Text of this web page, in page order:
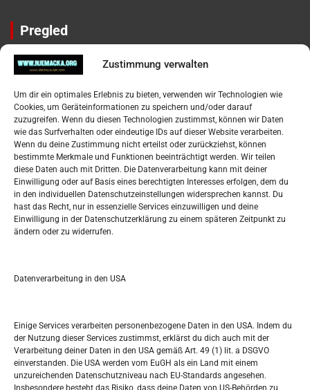
Zustimmung verwalten
Um dir ein optimales Erlebnis zu bieten, verwenden wir Technologien wie
Cookies, um Geräteinformationen zu speichern und/oder darauf
zuzugreifen. Wenn du diesen Technologien zustimmst, können wir Daten
wie das Surfverhalten oder eindeutige IDs auf dieser Website verarbeiten.
Wenn du deine Zustimmung nicht erteilst oder zurückziehst, können
bestimmte Merkmale und Funktionen beeinträchtigt werden. Wir teilen
diese Daten auch mit Dritten. Die Datenverarbeitung kann mit deiner
Einwilligung oder auf Basis eines berechtigten Interesses erfolgen, dem du
in den individuellen Datenschutzeinstellungen widersprechen kannst. Du
hast das Recht, nur in essenzielle Services einzuwilligen und deine
Einwilligung in der Datenschutzerklärung zu einem späteren Zeitpunkt zu
ändern oder zu widerrufen.
Datenverarbeitung in den USA
Einige Services verarbeiten personenbezogene Daten in den USA. Indem du
der Nutzung dieser Services zustimmst, erklärst du dich auch mit der
Verarbeitung deiner Daten in den USA gemäß Art. 49 (1) lit. a DSGVO
einverstanden. Die USA werden vom EuGH als ein Land mit einem
unzureichenden Datenschutzniveau nach EU-Standards angesehen.
Insbesondere besteht das Risiko, dass deine Daten von US-Behörden zu
Pregled
Impressum
Datenschutzerklärung
Widerufsbelehrung
Oglašavanje / Postavite svoj oglas
Tko je “Idemo u Svijet – Njemačka?
Pretražite stranicu:
S
e
a
h
M D M D F S S
1
3 4 5 6 7 8